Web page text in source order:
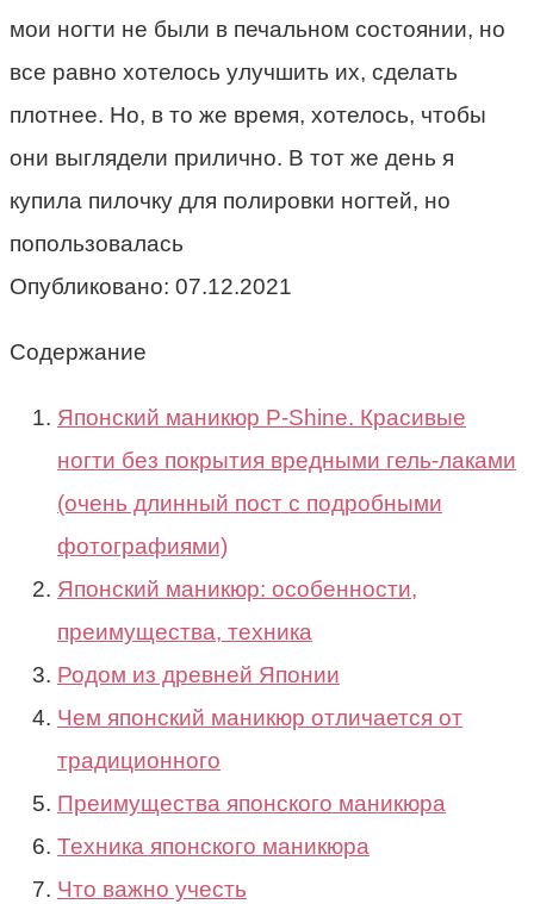
мои ногти не были в печальном состоянии, но
все равно хотелось улучшить их, сделать
плотнее. Но, в то же время, хотелось, чтобы
они выглядели прилично. В тот же день я
купила пилочку для полировки ногтей, но
попользовалась
Опубликовано: 07.12.2021
Содержание
Японский маникюр P-Shine. Красивые
ногти без покрытия вредными гель-лаками
(очень длинный пост с подробными
фотографиями)
Японский маникюр: особенности,
преимущества, техника
Родом из древней Японии
Чем японский маникюр отличается от
традиционного
Преимущества японского маникюра
Техника японского маникюра
Что важно учесть